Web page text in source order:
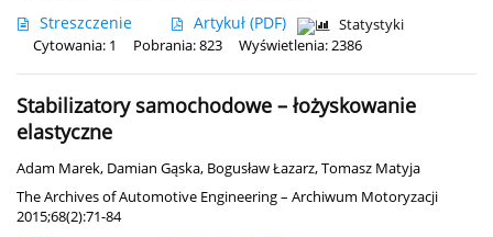
Streszczenie Artykuł (PDF)
Statystyki
Cytowania: 1
Pobrania: 823 Wyświetlenia: 2386
Stabilizatory samochodowe – łożyskowanie
elastyczne
Adam Marek, Damian Gąska, Bogusław Łazarz,Tomasz Matyja
The Archives of Automotive Engineering – Archiwum Motoryzacji
2015;68(2):71-84